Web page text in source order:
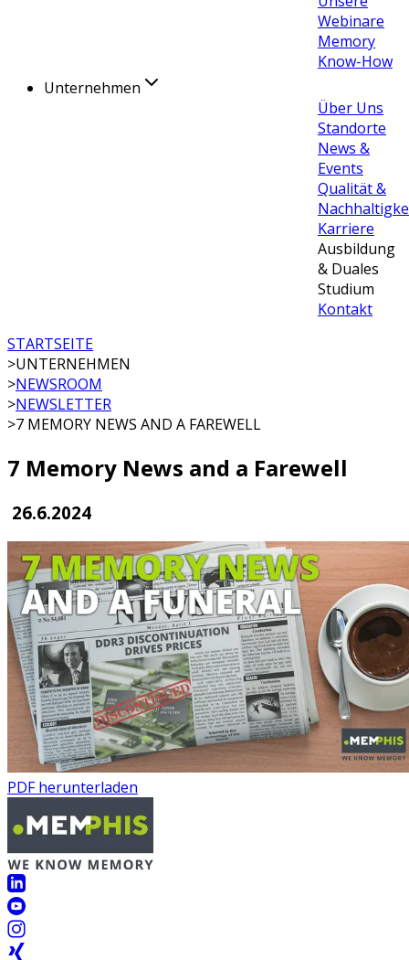
Webinare
Memory
Know-How
Unternehmen
Über Uns
Standorte
News &
Events
Qualität &
Karriere
Ausbildung
& Duales
Studium
Kontakt
STARTSEITE
>UNTERNEHMEN
>NEWSROOM
>NEWSLETTER
>7 MEMORY NEWS AND A FAREWELL
7 Memory News and a Farewell
26.6.2024
PDF herunterladen